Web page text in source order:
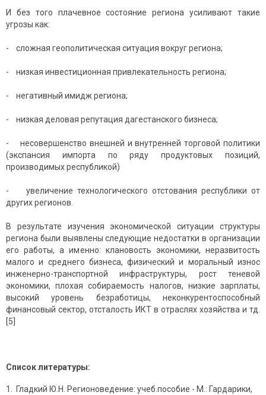
И без того плачевное состояние региона усиливают такие
угрозы как:
- сложная геополитическая ситуация вокруг региона;
- низкая инвестиционная привлекательность региона;
- негативный имидж региона;
- низкая деловая репутация дагестанского бизнеса;
- несовершенство внешней и внутренней торговой политики
(экспансия импорта по ряду продуктовых позиций,
производимых республикой)
- увеличение технологического отстования республики от
других регионов.
В результате изучения экономической ситуации структуры
региона были выявлены следующие недостатки в организации
его работы, а именно: клановость экономики, неразвитость
малого и среднего бизнеса, физический и моральный износ
инженерно-транспортной инфраструктуры, рост теневой
экономики, плохая собираемость налогов, низкие зарплаты,
высокий уровень безработицы, неконкурентоспособный
финансовый сектор, отсталость ИКТ в отраслях хозяйства и тд.
[5]
Список литературы:
1. Гладкий Ю.Н. Регионоведение: учеб.пособие - М.: Гардарики,